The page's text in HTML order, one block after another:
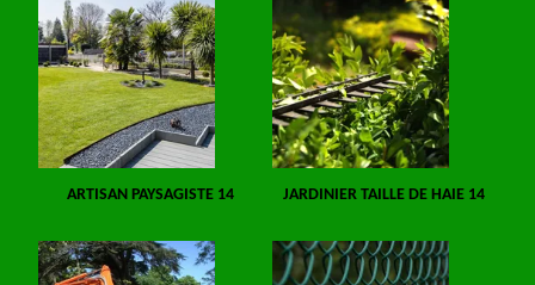
ARTISAN PAYSAGISTE 14 JARDINIER TAILLE DE HAIE 14